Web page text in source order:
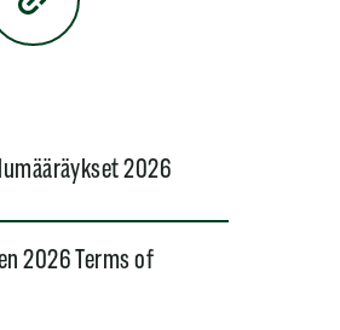
2026
2026 Terms of